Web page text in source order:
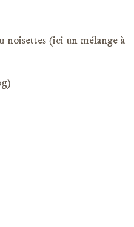
noisettes (ici un mélange à